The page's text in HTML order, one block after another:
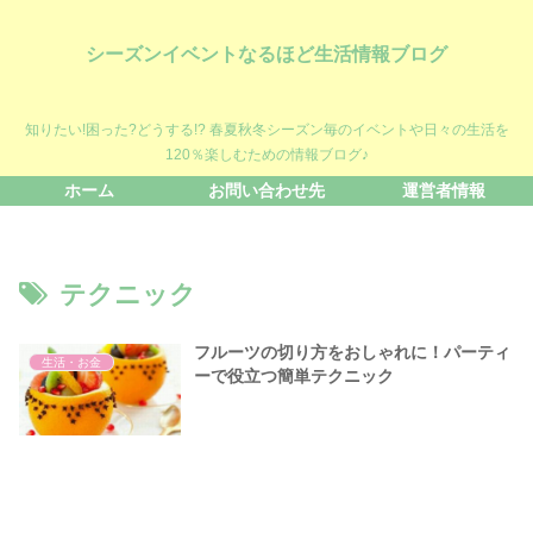
シーズンイベントなるほど生活情報ブログ
知りたい!困った?どうする!? 春夏秋冬シーズン毎のイベントや日々の生活を
120％楽しむための情報ブログ♪
ホーム お問い合わせ先 運営者情報
テクニック
生活・お金
フルーツの切り方をおしゃれに！パーティ
ーで役立つ簡単テクニック